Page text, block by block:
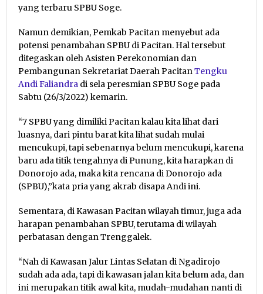
yang terbaru SPBU Soge.
Namun demikian, Pemkab Pacitan menyebut ada
potensi penambahan SPBU di Pacitan. Hal tersebut
ditegaskan oleh Asisten Perekonomian dan
Pembangunan Sekretariat Daerah PacitanTengku
Andi Faliandra di sela peresmian SPBU Soge pada
Sabtu (26/3/2022) kemarin.
“7 SPBU yang dimiliki Pacitan kalau kita lihat dari
luasnya, dari pintu barat kita lihat sudah mulai
mencukupi, tapi sebenarnya belum mencukupi, karena
baru ada titik tengahnya di Punung, kita harapkan di
Donorojo ada, maka kita rencana di Donorojo ada
(SPBU),”kata pria yang akrab disapa Andi ini.
Sementara, di Kawasan Pacitan wilayah timur, juga ada
harapan penambahan SPBU, terutama di wilayah
perbatasan dengan Trenggalek.
“Nah di Kawasan Jalur Lintas Selatan di Ngadirojo
sudah ada ada, tapi di kawasan jalan kita belum ada, dan
ini merupakan titik awal kita, mudah-mudahan nanti di